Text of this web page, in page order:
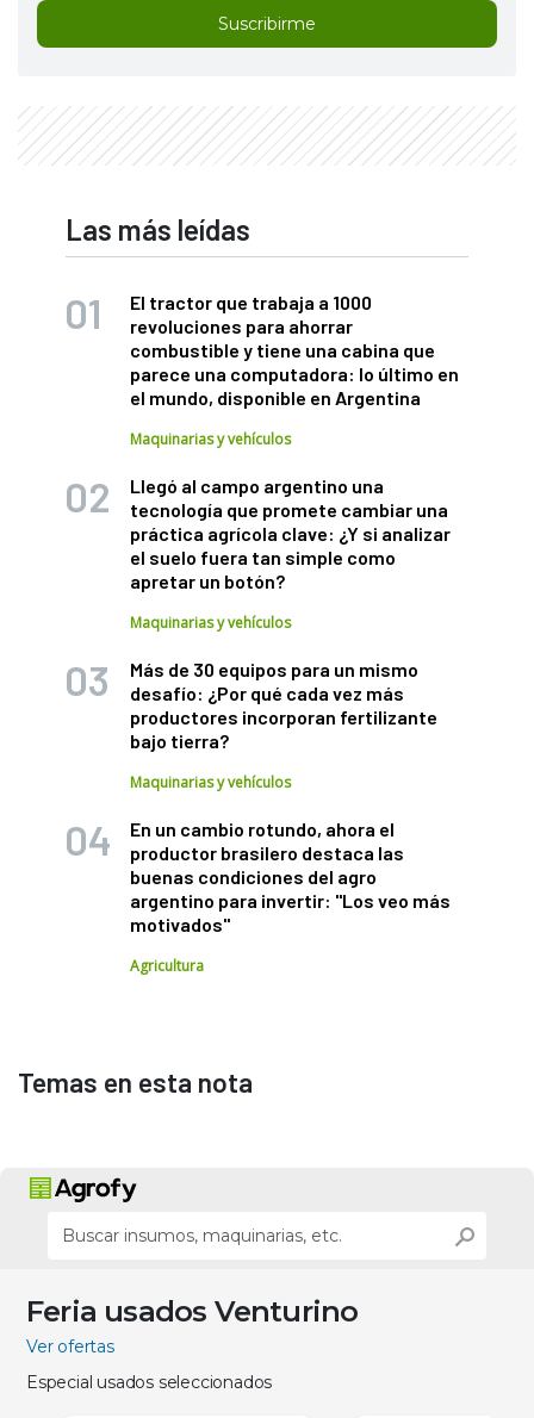
Suscribirme
Las más leídas
El tractor que trabaja a 1000
revoluciones para ahorrar
combustible y tiene una cabina que
parece una computadora: lo último en
el mundo, disponible en Argentina
Maquinarias y vehículos
Llegó al campo argentino una
tecnología que promete cambiar una
práctica agrícola clave: ¿Y si analizar
el suelo fuera tan simple como
apretar un botón?
Maquinarias y vehículos
Más de 30 equipos para un mismo
desafío: ¿Por qué cada vez más
productores incorporan fertilizante
bajo tierra?
Maquinarias y vehículos
En un cambio rotundo, ahora el
productor brasilero destaca las
buenas condiciones del agro
argentino para invertir: "Los veo más
motivados"
Agricultura
Temas en esta nota
Feria usados Venturino
Ver ofertas
Especial usados seleccionados